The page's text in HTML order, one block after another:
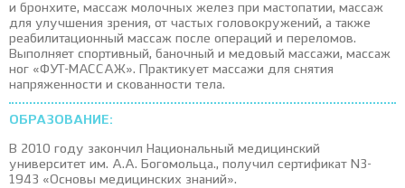
и бронхите, массаж молочных желез при мастопатии, массаж
для улучшения зрения, от частых головокружений, а также
реабилитационный массаж после операций и переломов.
Выполняет спортивный, баночный и медовый массажи, массаж
ног «ФУТ-МАССАЖ». Практикует массажи для снятия
напряженности и скованности тела.
ОБРАЗОВАНИЕ:
В 2010 году закончил Национальный медицинский
университет им. А.А. Богомольца., получил сертификат N3-
1943 «Основы медицинских знаний».